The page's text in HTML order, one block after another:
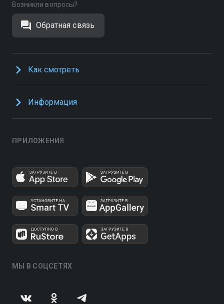
Возникли вопросы?
Обратная связь
Как смотреть
Информация
ПРИЛОЖЕНИЯ
МЫ В СОЦСЕТЯХ